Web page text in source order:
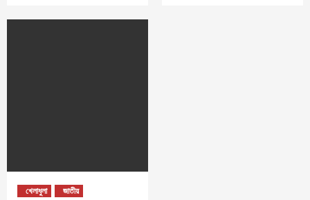
খেলাধুলা জাতীয়